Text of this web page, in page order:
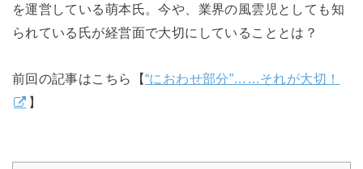
を運営している萌本氏。今や、業界の風雲児としても知
られている氏が経営面で大切にしていることとは？
前回の記事はこちら【“におわせ部分”……それが大切！
】